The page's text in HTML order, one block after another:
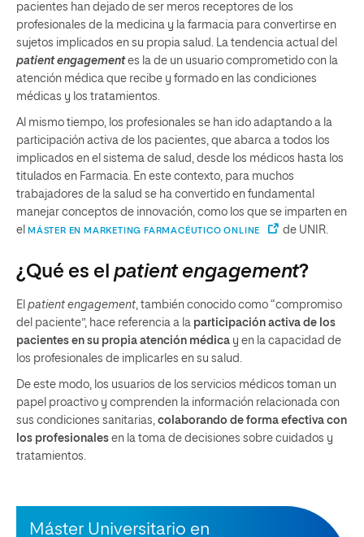
pacientes han dejado de ser meros receptores de los
profesionales de la medicina y la farmacia para convertirse en
sujetos implicados en su propia salud. La tendencia actual del
patient engagementes la de un usuario comprometido con la
atención médica que recibe y formado en las condiciones
médicas y los tratamientos.
Al mismo tiempo, los profesionales se han ido adaptando a la
participación activa de los pacientes, que abarca a todos los
implicados en el sistema de salud, desde los médicos hasta los
titulados en Farmacia. En este contexto, para muchos
trabajadores de la salud se ha convertido en fundamental
manejar conceptos de innovación, como los que se imparten en
el
MÁSTER EN MARKETING FARMACÉUTICO ONLINE de UNIR.
¿Qué es el patient engagement?
El patient engagement , también conocido como “compromiso
del paciente”, hace referencia a la participación activa de los
pacientes en su propia atención médica y en la capacidad de
los profesionales de implicarles en su salud.
De este modo, los usuarios de los servicios médicos toman un
papel proactivo y comprenden la información relacionada con
sus condiciones sanitarias, colaborando de forma efectiva con
los profesionales en la toma de decisiones sobre cuidados y
tratamientos.
Máster Universitario en